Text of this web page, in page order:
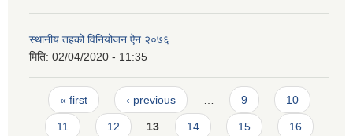
स्थानीय तहको विनियोजन ऐन २०७६
मिति: 02/04/2020 - 11:35
Pages
« first ‹ previous 9 10
11 12 13 14 15 16